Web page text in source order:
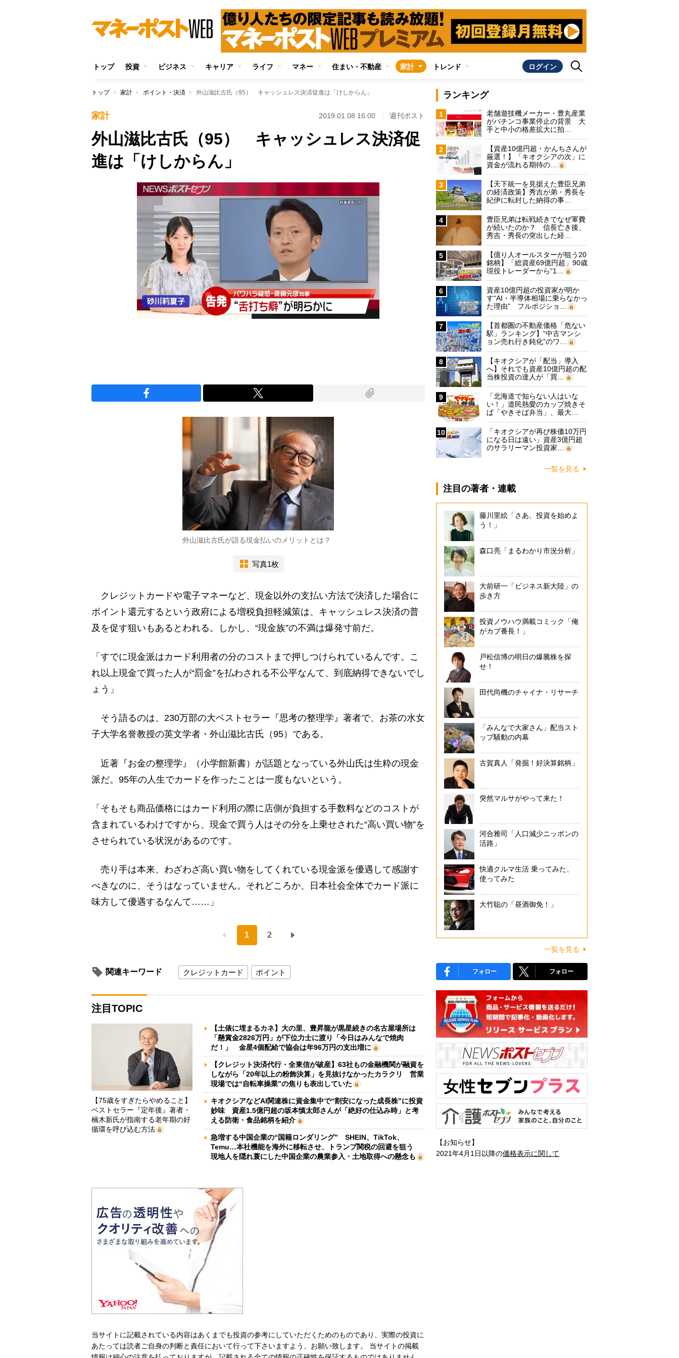
トップ 投資 ビジネス キャリア ライフ マネー 住まい・不動産 家計 トレンド ログイン
トップ 家計 ポイント・決済 外山滋比古氏（95） キャッシュレス決済促進は「けしからん」
家計 2019.01.08 16:00 週刊ポスト
外山滋比古氏（95） キャッシュレス決済促
進は「けしからん」
外山滋比古氏が語る現金払いのメリットとは？
写真1枚
クレジットカードや電子マネーなど、現金以外の支払い方法で決済した場合に
ポイント還元するという政府による増税負担軽減策は、キャッシュレス決済の普
及を促す狙いもあるとわれる。しかし、“現金族”の不満は爆発寸前だ。
「すでに現金派はカード利用者の分のコストまで押しつけられているんです。こ
れ以上現金で買った人が“罰金”を払わされる不公平なんて、到底納得できないでし
ょう」
そう語るのは、230万部の大ベストセラー『思考の整理学』著者で、お茶の水女
子大学名誉教授の英文学者・外山滋比古氏（95）である。
近著『お金の整理学』（小学館新書）が話題となっている外山氏は生粋の現金
派だ。95年の人生でカードを作ったことは一度もないという。
「そもそも商品価格にはカード利用の際に店側が負担する手数料などのコストが
含まれているわけですから、現金で買う人はその分を上乗せされた“高い買い物”を
させられている状況があるのです。
売り手は本来、わざわざ高い買い物をしてくれている現金派を優遇して感謝す
べきなのに、そうはなっていません。それどころか、日本社会全体でカード派に
味方して優遇するなんて……」
1 2
関連キーワード クレジットカード ポイント
注目TOPIC
【75歳をすぎたらやめること】
ベストセラー『定年後』著者・
楠木新氏が指南する老年期の好
循環を呼び込む方法
【土俵に埋まるカネ】大の里、豊昇龍が黒星続きの名古屋場所は
「懸賞金2826万円」が下位力士に渡り「今日はみんなで焼肉
だ！」 金星4個配給で協会は年96万円の支出増に
【クレジット決済代行・全東信が破産】63社もの金融機関が融資を
しながら「20年以上の粉飾決算」を見抜けなかったカラクリ 営業
現場では“自転車操業”の焦りも表出していた
キオクシアなどAI関連株に資金集中で“割安になった成長株”に投資
妙味 資産1.5億円超の坂本慎太郎さんが「絶好の仕込み時」と考
える防衛・食品銘柄を紹介
急増する中国企業の“国籍ロンダリング” SHEIN、TikTok、
Temu…本社機能を海外に移転させ、トランプ関税の回避を狙う
現地人を隠れ蓑にした中国企業の農業参入・土地取得への懸念も
当サイトに記載されている内容はあくまでも投資の参考にしていただくためのものであり、実際の投資に
あたっては読者ご自身の判断と責任において行って下さいますよう、お願い致します。 当サイトの掲載
ランキング
1
老舗遊技機メーカー・豊丸産業
がパチンコ事業停止の背景 大
手と中小の格差拡大に拍…
2
【資産10億円超・かんちさんが
厳選！】「キオクシアの次」に
資金が流れる期待の…
3
【天下統一を見据えた豊臣兄弟
の経済政策】秀吉が弟・秀長を
紀伊に転封した納得の事…
4
豊臣兄弟は転戦続きでなぜ軍費
が続いたのか？ 信長亡き後、
秀吉・秀長の突出した経…
5
【億り人オールスターが狙う20
銘柄】「総資産69億円超」90歳
現役トレーダーから“1…
6
資産10億円超の投資家が明か
す“AI・半導体相場に乗らなかっ
た理由” フルポジショ…
7
【首都圏の不動産価格「危ない
駅」ランキング】“中古マンシ
ョン売れ行き鈍化”のワ…
8
【キオクシアが「配当」導入
へ】それでも資産10億円超の配
当株投資の達人が「買…
9
「北海道で知らない人はいな
い！」道民熱愛のカップ焼きそ
ば「やきそば弁当」、最大…
10
「キオクシアが再び株価10万円
になる日は遠い」資産3億円超
のサラリーマン投資家…
一覧を見る
注目の著者・連載
藤川里絵「さあ、投資を始めよ
う！」
森口亮「まるわかり市況分析」
大前研一「ビジネス新大陸」の
歩き方
投資ノウハウ満載コミック「俺
がカブ番長！」
戸松信博の明日の爆騰株を探
せ！
田代尚機のチャイナ・リサーチ
「みんなで大家さん」配当スト
ップ騒動の内幕
古賀真人「発掘！好決算銘柄」
突然マルサがやって来た！
河合雅司「人口減少ニッポンの
活路」
快適クルマ生活 乗ってみた、
使ってみた
大竹聡の「昼酒御免！」
一覧を見る
フォロー フォロー
【お知らせ】
2021年4月1日以降の価格表示に関して